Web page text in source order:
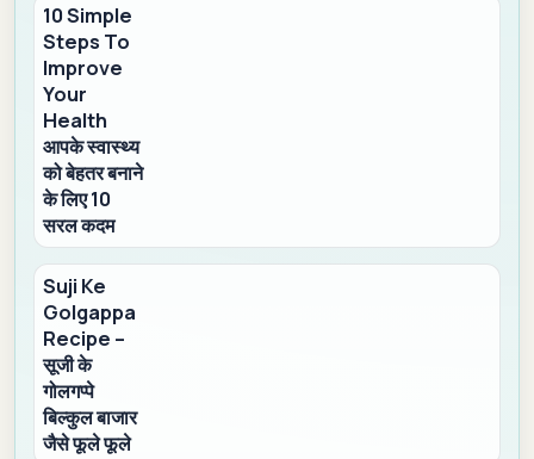
10 Simple
Steps To
Improve
Your
Health
आपके स्वास्थ्य
को बेहतर बनाने
के लिए 10
सरल कदम
Suji Ke
Golgappa
Recipe –
सूजी के
गोलगप्पे
बिल्कुल बाजार
जैसे फूले फूले